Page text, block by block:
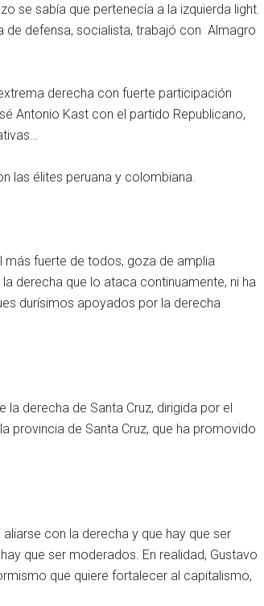
se sabía que pertenecía a la izquierda light.
de defensa, socialista, trabajó con Almagro
derecha con fuerte participación
Antonio Kast con el partido Republicano,
las élites peruana y colombiana.
más fuerte de todos, goza de amplia
derecha que lo ataca continuamente, ni ha
durísimos apoyados por la derecha
derecha de Santa Cruz, dirigida por el
provincia de Santa Cruz, que ha promovido
con la derecha y que hay que ser
que ser moderados. En realidad, Gustavo
que quiere fortalecer al capitalismo,